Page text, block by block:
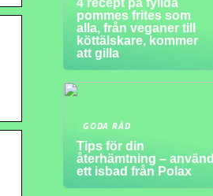
4 recept på fyllda
pommes frites som
alla, från veganer till
köttälskare, kommer
att gilla
GODA RÅD
Tips för din
återhämtning – använd
ett isbad från Polax